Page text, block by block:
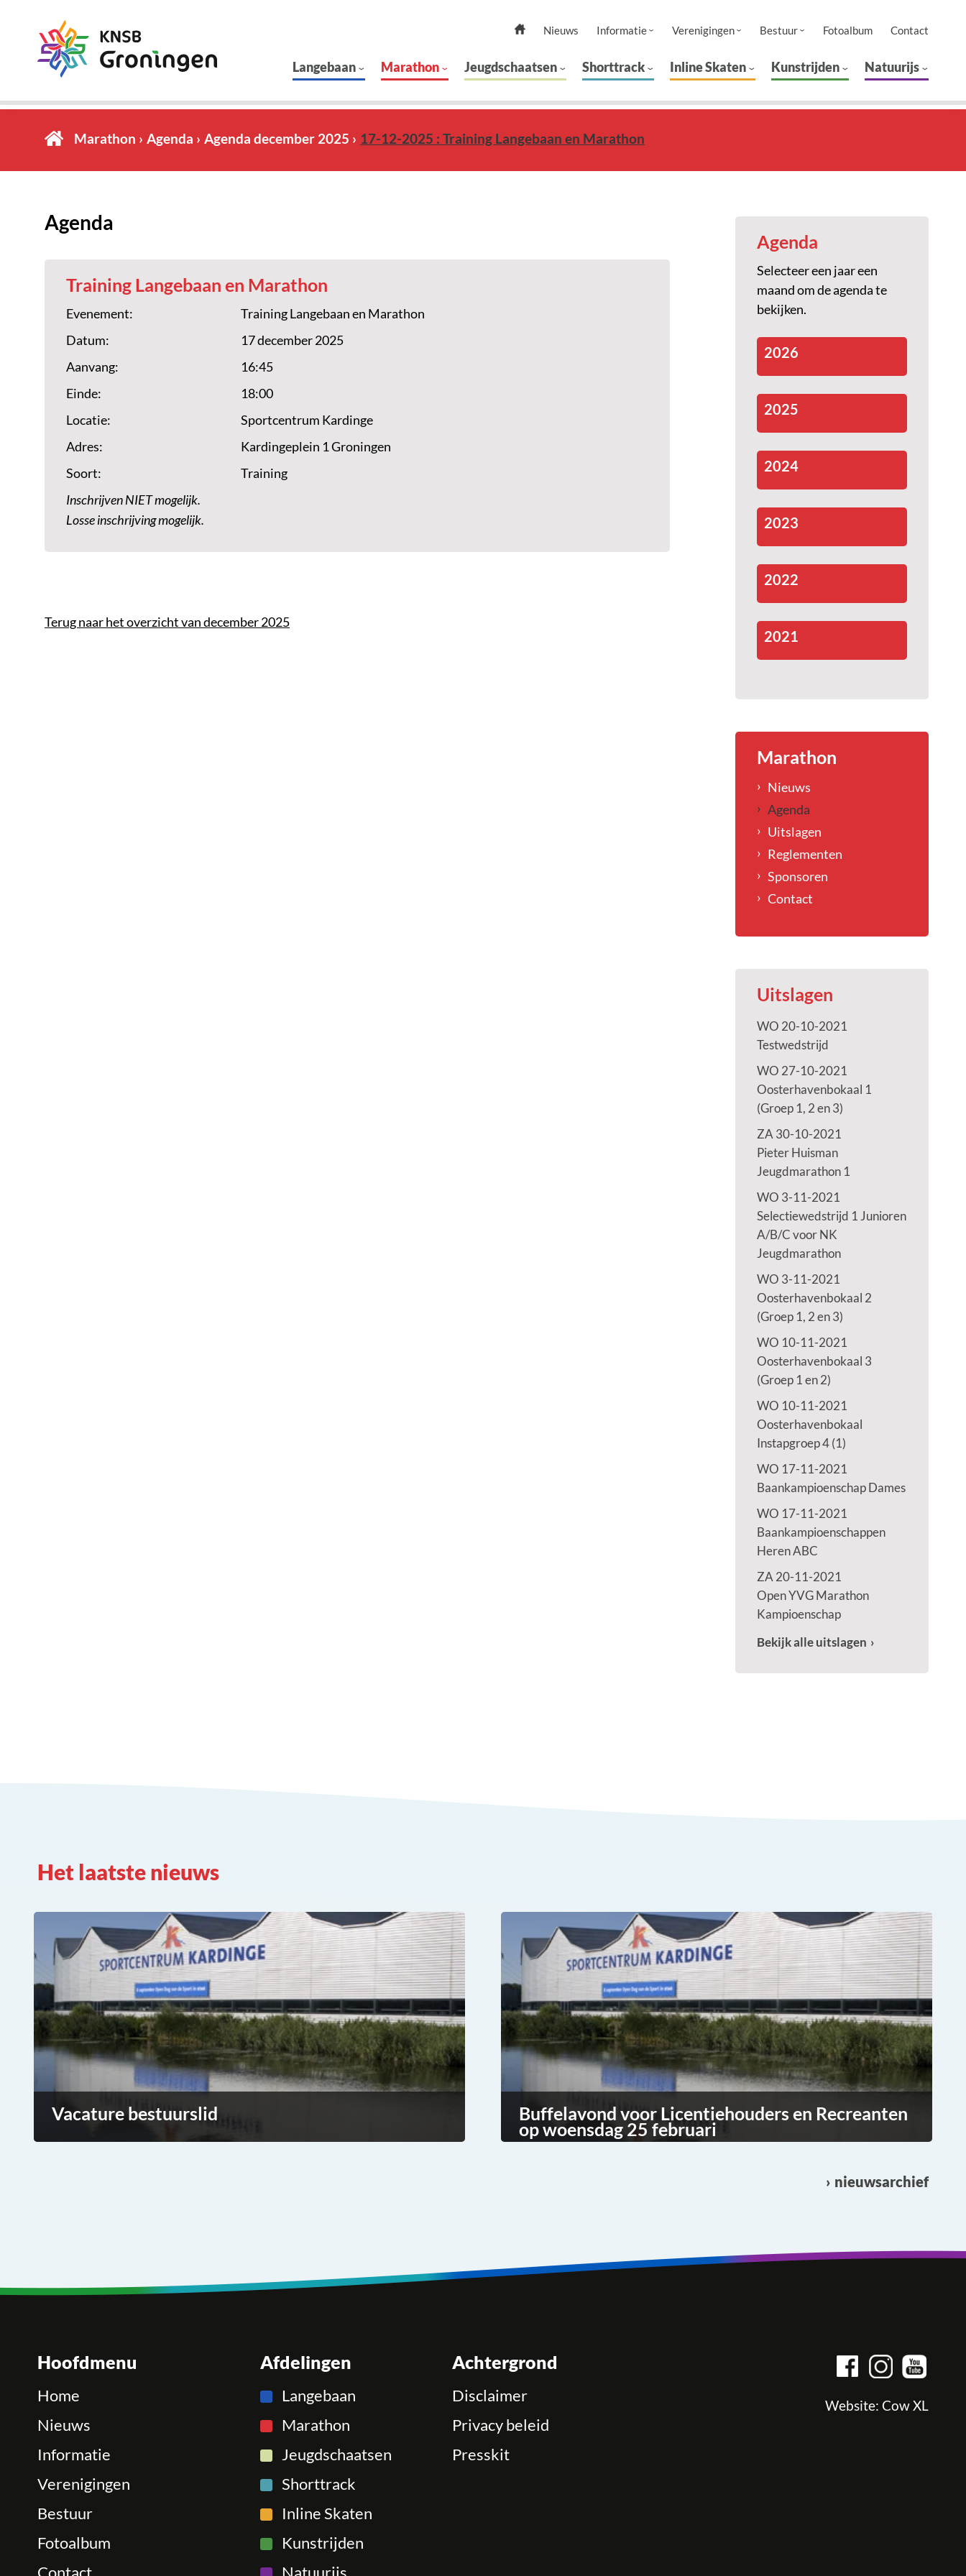
Nieuws Informatie Verenigingen Bestuur Fotoalbum Contact
Langebaan Marathon Jeugdschaatsen Shorttrack Inline Skaten Kunstrijden Natuurijs
Marathon Agenda Agenda december 2025 17-12-2025 : Training Langebaan en Marathon
Agenda
Training Langebaan en Marathon
Evenement:
Training Langebaan en Marathon
Datum:
17 december 2025
Aanvang:
16:45
Einde:
18:00
Locatie:
Sportcentrum Kardinge
Adres:
Kardingeplein 1 Groningen
Soort:
Training
Inschrijven NIET mogelijk.
Losse inschrijving mogelijk.
Terug naar het overzicht van december 2025
Agenda
Selecteer een jaar een
maand om de agenda te
bekijken.
2026
2025
2024
2023
2022
2021
Marathon
Nieuws
Agenda
Uitslagen
Reglementen
Sponsoren
Contact
Uitslagen
WO 20-10-2021
Testwedstrijd
WO 27-10-2021
Oosterhavenbokaal 1
(Groep 1, 2 en 3)
ZA 30-10-2021
Pieter Huisman
Jeugdmarathon 1
WO 3-11-2021
Selectiewedstrijd 1 Junioren
A/B/C voor NK
Jeugdmarathon
WO 3-11-2021
Oosterhavenbokaal 2
(Groep 1, 2 en 3)
WO 10-11-2021
Oosterhavenbokaal 3
(Groep 1 en 2)
WO 10-11-2021
Oosterhavenbokaal
Instapgroep 4 (1)
WO 17-11-2021
Baankampioenschap Dames
WO 17-11-2021
Baankampioenschappen
Heren ABC
ZA 20-11-2021
Open YVG Marathon
Kampioenschap
Bekijk alle uitslagen
Het laatste nieuws
Vacature bestuurslid Buffelavond voor Licentiehouders en Recreanten
op woensdag 25 februari
nieuwsarchief
Hoofdmenu
Home
Nieuws
Informatie
Verenigingen
Bestuur
Fotoalbum
Contact
Afdelingen
Langebaan
Marathon
Jeugdschaatsen
Shorttrack
Inline Skaten
Kunstrijden
Natuurijs
Achtergrond
Disclaimer
Privacy beleid
Presskit
Website: Cow XL